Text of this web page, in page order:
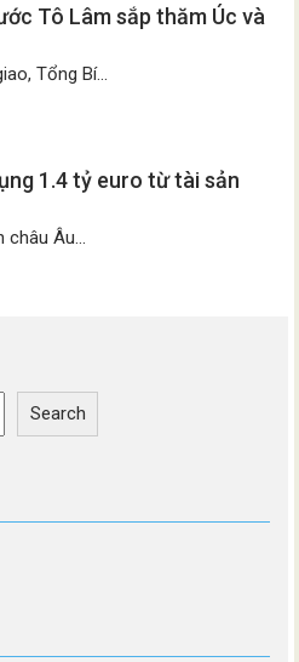
Tô Lâm sắp thăm Úc và
Tổng Bí...
1.4 tỷ euro từ tài sản
châu Âu...
Search